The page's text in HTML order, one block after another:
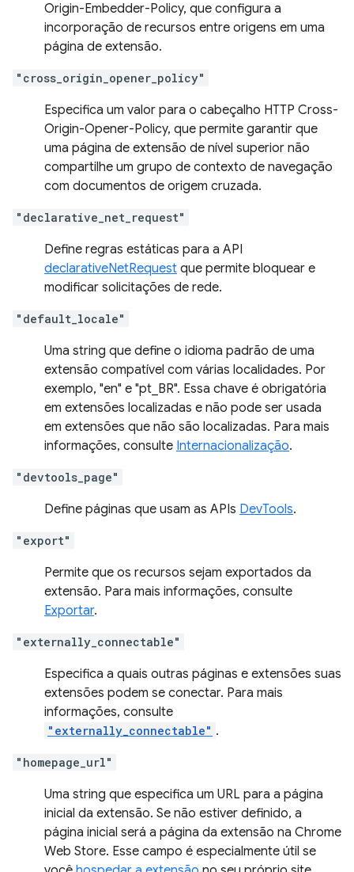
Origin-Embedder-Policy, que configura a
incorporação de recursos entre origens em uma
página de extensão.
"cross_origin_opener_policy"
Especifica um valor para o cabeçalho HTTP Cross-
Origin-Opener-Policy, que permite garantir que
uma página de extensão de nível superior não
compartilhe um grupo de contexto de navegação
com documentos de origem cruzada.
"declarative_net_request"
Define regras estáticas para a API
declarativeNetRequest que permite bloquear e
modificar solicitações de rede.
"default_locale"
Uma string que define o idioma padrão de uma
extensão compatível com várias localidades. Por
exemplo, "en" e "pt_BR". Essa chave é obrigatória
em extensões localizadas e não pode ser usada
em extensões que não são localizadas. Para mais
informações, consulte Internacionalização.
"devtools_page"
Define páginas que usam as APIs DevTools.
"export"
Permite que os recursos sejam exportados da
extensão. Para mais informações, consulte
Exportar.
"externally_connectable"
Especifica a quais outras páginas e extensões suas
extensões podem se conectar. Para mais
informações, consulte
"externally_connectable" .
"homepage_url"
Uma string que especifica um URL para a página
inicial da extensão. Se não estiver definido, a
página inicial será a página da extensão na Chrome
Web Store. Esse campo é especialmente útil se